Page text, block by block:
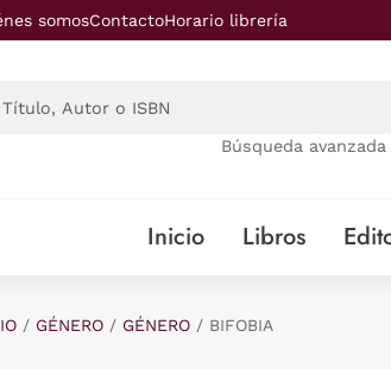
principal
somosContactoHorario librería
Búsqueda avanzada
Inicio Libros
GÉNERO GÉNERO BIFOBIA